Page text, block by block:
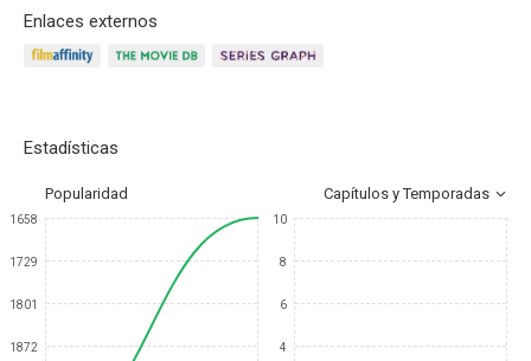
Enlaces externos
Estadísticas
Popularidad Capítulos y Temporadas
1658
1729
1801
1872
10
8
6
4